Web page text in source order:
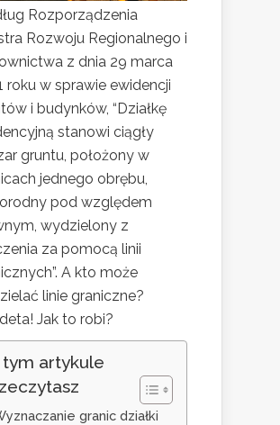
Rozporządzenia
Rozwoju Regionalnego i
z dnia 29 marca
roku w sprawie ewidencji
i budynków, “Działkę
stanowi ciągły
gruntu, położony w
jednego obrębu,
pod względem
wydzielony z
za pomocą linii
A kto może
linie graniczne?
Jak to robi?
tym artykule
granic działki